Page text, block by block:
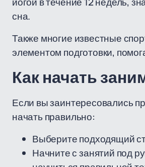
сна.
Также многие известные
элементом подготовки,
Как начать
Если вы заинтересовались
начать правильно:
Выберите подходящий
Начните с занятий под